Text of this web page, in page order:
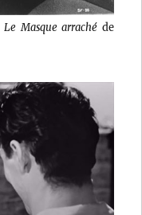
Le Masque arraché de